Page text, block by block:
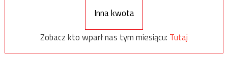
Inna kwota
Zobacz kto wparł nas tym miesiącu: Tutaj